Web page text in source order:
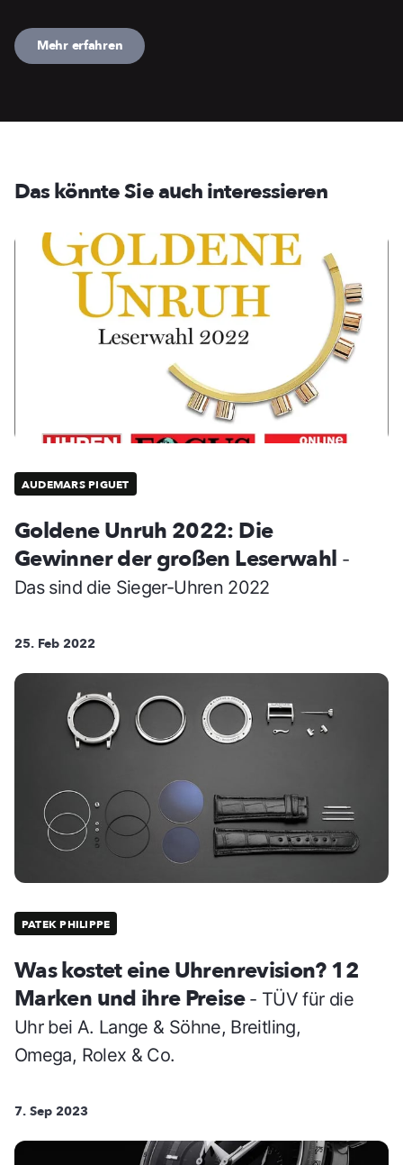
Mehr erfahren
Das könnte Sie auch interessieren
AUDEMARS PIGUET
Goldene Unruh 2022: Die
Gewinner der großen Leserwahl -
Das sind die Sieger-Uhren 2022
25. Feb 2022
PATEK PHILIPPE
Was kostet eine Uhrenrevision? 12
Marken und ihre Preise - TÜV für die
Uhr bei A. Lange & Söhne, Breitling,
Omega, Rolex & Co.
7. Sep 2023